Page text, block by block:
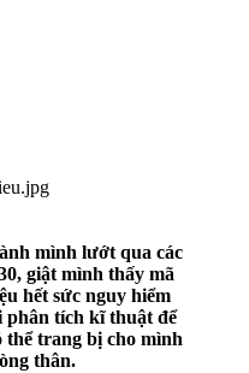
mình lướt qua các
giật mình thấy mã
hết sức nguy hiểm
phân tích kĩ thuật để
thể trang bị cho mình
thân.